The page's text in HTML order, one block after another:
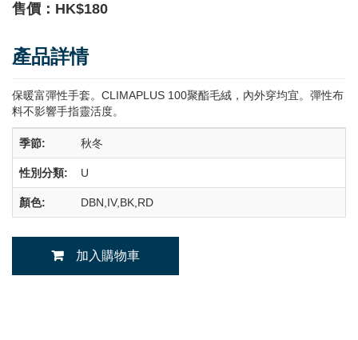
售價：HK$180
產品詳情
保暖富彈性手套。CLIMAPLUS 100聚酯毛絨，內外穿均宜。彈性布
料不影響手指靈活度。
季節: 秋冬
性別分類: U
顏色: DBN,IV,BK,RD
加入購物車